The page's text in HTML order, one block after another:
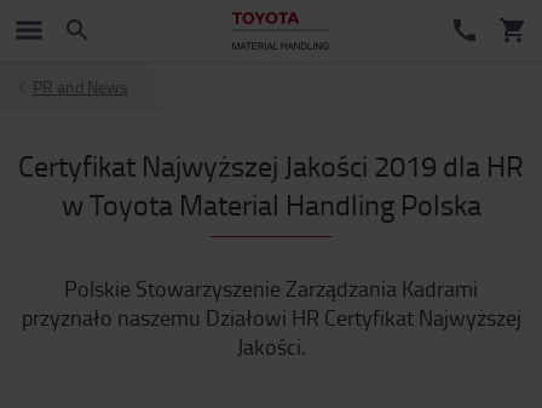
PR and News
Certyfikat Najwyższej Jakości 2019 dla HR
w Toyota Material Handling Polska
Polskie Stowarzyszenie Zarządzania Kadrami
przyznało naszemu Działowi HR Certyfikat Najwyższej
Jakości.